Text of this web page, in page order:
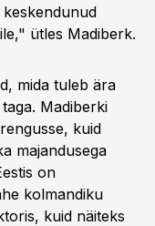
ütles Madiberk.
mida tuleb ära
Madiberki
kuid
majandusega
on
kolmandiku
kuid näiteks